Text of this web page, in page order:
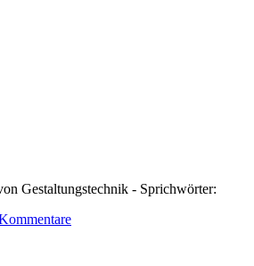
Gestaltungstechnik - Sprichwörter: